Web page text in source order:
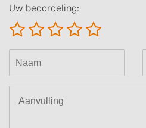
Uw beoordeling:
Create profiles for
Use profiles to select
advertising
Create profiles to personalise
Use profiles to select